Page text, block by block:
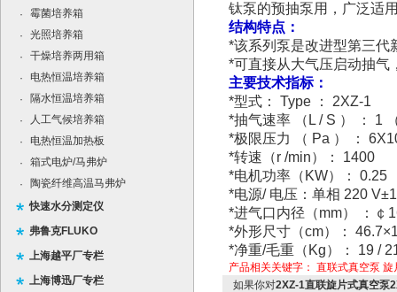
·
霉菌培养箱
·
光照培养箱
·
干燥培养两用箱
·
电热恒温培养箱
·
隔水恒温培养箱
·
人工气候培养箱
·
电热恒温加热板
·
箱式电炉/马弗炉
·
陶瓷纤维高温马弗炉
快速水分测定仪
弗鲁克FLUKO
上海越平厂专栏
上海博迅厂专栏
钛泵的预抽泵用，广泛适
结构特点：
*该系列泵是改进型第三代
*可直接从大气压启动抽气
主要技术指标：
*型式 ： Type ：
2XZ-1
*抽气速率 （L / S ） ：
1
*极限压力 （ Pa ） ：
*转速 （r /min）：
1400
*电机功率（ KW）：
0.25
*电源/ 电压： 单相 220
*进气口内径 （mm） ： ￠
*外形尺寸（cm）：
*净重/毛重（ Kg）： 19 /
产品相关关键字： 直联式真空泵 旋
如果你对2XZ-1直联旋片式真空泵